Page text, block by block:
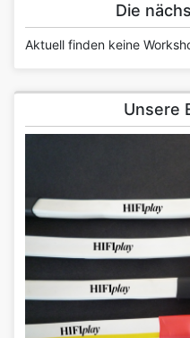
Die
Aktuell finden keine
Unsere